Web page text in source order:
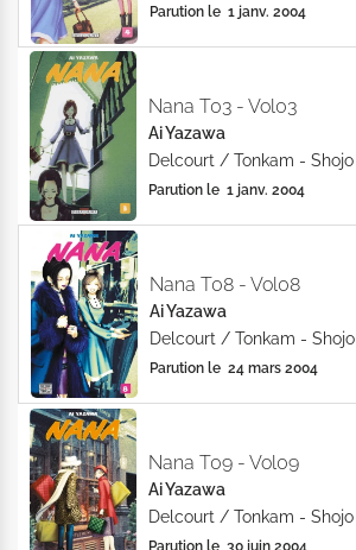
Parution le 1 janv. 2004
Nana T03 - Vol03
Ai Yazawa
Delcourt / Tonkam - Shojo
Parution le 1 janv. 2004
Nana T08 - Vol08
Ai Yazawa
Delcourt / Tonkam - Shojo
Parution le 24 mars 2004
Nana T09 - Vol09
Ai Yazawa
Delcourt / Tonkam - Shojo
Parution le 30 juin 2004